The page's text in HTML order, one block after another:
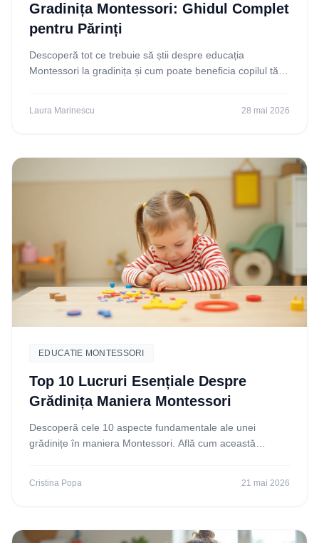
Gradinița Montessori: Ghidul Complet
pentru Părinți
Descoperă tot ce trebuie să știi despre educația
Montessori la gradinița și cum poate beneficia copilul tău.
Laura Marinescu 28 mai 2026
EDUCATIE MONTESSORI
Top 10 Lucruri Esențiale Despre
Grădinița Maniera Montessori
Descoperă cele 10 aspecte fundamentale ale unei
grădinițe în maniera Montessori. Află cum această
Cristina Popa 21 mai 2026